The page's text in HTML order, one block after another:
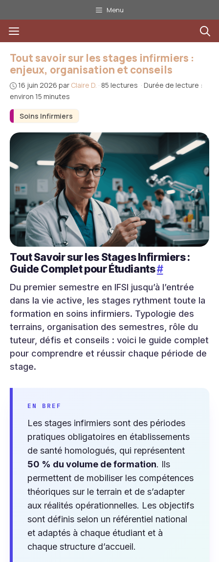
au
contenu
Menu
Menu
Soins Infirmiers
Tout savoir sur les stages infirmiers :
enjeux, organisation et conseils
16 juin 2026 par Claire D. · 85 lectures · Durée de lecture :
environ 15 minutes
Tout Savoir sur les Stages Infirmiers :
Guide Complet pour Étudiants#
Du premier semestre en IFSI jusqu’à l’entrée
dans la vie active, les stages rythment toute la
formation en soins infirmiers. Typologie des
terrains, organisation des semestres, rôle du
tuteur, défis et conseils : voici le guide complet
pour comprendre et réussir chaque période de
stage.
EN BREF
Les stages infirmiers sont des périodes
pratiques obligatoires en établissements
de santé homologués, qui représentent
50 % du volume de formation. Ils
permettent de mobiliser les compétences
théoriques sur le terrain et de s’adapter
aux réalités opérationnelles. Les objectifs
sont définis selon un référentiel national
et adaptés à chaque étudiant et à
chaque structure d’accueil.